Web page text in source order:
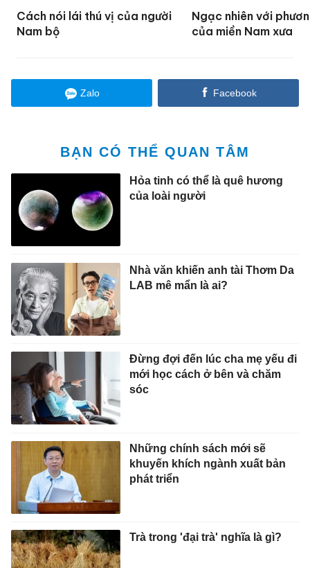
Cách nói lái thú vị của người
Nam bộ
Ngạc nhiên với
của miền Nam xưa
Zalo Facebook
BẠN CÓ THỂ QUAN TÂM
Hỏa tinh có thể là quê hương
của loài người
Nhà văn khiến anh tài Thơm Da
LAB mê mẩn là ai?
Đừng đợi đến lúc cha mẹ yếu đi
mới học cách ở bên và chăm
sóc
Những chính sách mới sẽ
khuyến khích ngành xuất bản
phát triển
Trà trong 'đại trà' nghĩa là gì?